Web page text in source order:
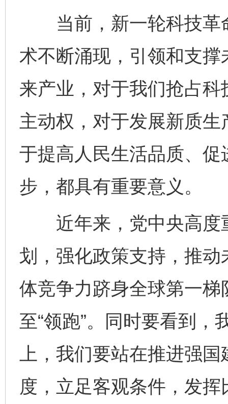
当前，新一轮科技革
术不断涌现，引领和支
来产业，对于我们抢占
主动权，对于发展新质
于提高人民生活品质、
步，都具有重要意义。
近年来，党中央高度
划，强化政策支持，推
体竞争力跻身全球第一梯
至“领跑”。同时要看到
上，我们要站在推进强
度，立足客观条件，发